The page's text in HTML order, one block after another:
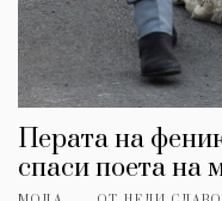
Перата на
спаси поета на